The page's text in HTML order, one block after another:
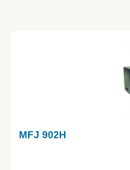
MFJ 902H